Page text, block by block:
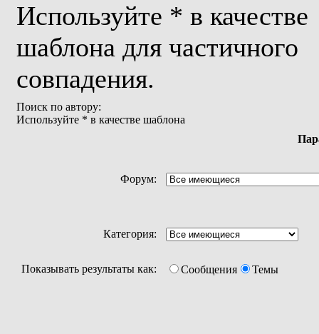
Используйте * в качестве
шаблона для частичного
совпадения.
Поиск по автору:
Используйте * в качестве шаблона
Форум:
Категория:
Показывать результаты как: Сообщения Темы